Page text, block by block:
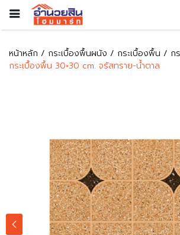
หน้าหลัก กระเบื้องพื้นผนัง กระเบื้องพื้น
ก
กระเบื้องพื้น 30×30 cm. จรัสทราย-น้ำตาล